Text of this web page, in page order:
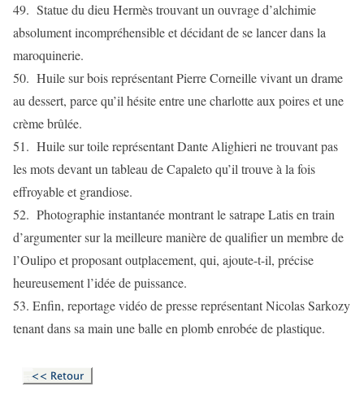
49. Statue du dieu Hermès trouvant un ouvrage d’alchimie
absolument incompréhensible et décidant de se lancer dans la
maroquinerie.
50. Huile sur bois représentant Pierre Corneille vivant un drame
au dessert, parce qu’il hésite entre une charlotte aux poires et une
crème brûlée.
51. Huile sur toile représentant Dante Alighieri ne trouvant pas
les mots devant un tableau de Capaleto qu’il trouve à la fois
effroyable et grandiose.
52. Photographie instantanée montrant le satrape Latis en train
d’argumenter sur la meilleure manière de qualifier un membre de
l’Oulipo et proposant outplacement, qui, ajoute-t-il, précise
heureusement l’idée de puissance.
53. Enfin, reportage vidéo de presse représentant Nicolas Sarkozy
tenant dans sa main une balle en plomb enrobée de plastique.